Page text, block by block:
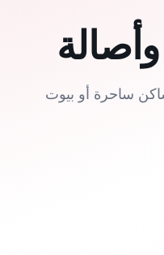
تصبح مساكن ساحرة أو بيوت